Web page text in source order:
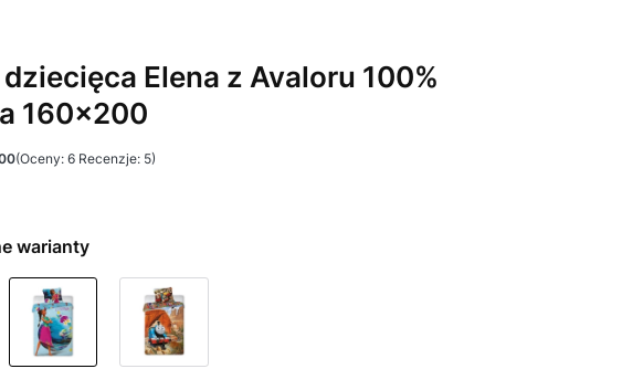
Elena z Avaloru 100%
160x200
(Oceny: 6 Recenzje: 5)
warianty